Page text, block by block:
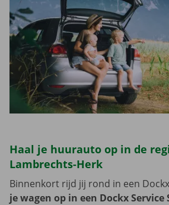
Haal je huurauto op in de
Lambrechts-Herk
Binnenkort rijd jij rond in een
je wagen op in een Dockx